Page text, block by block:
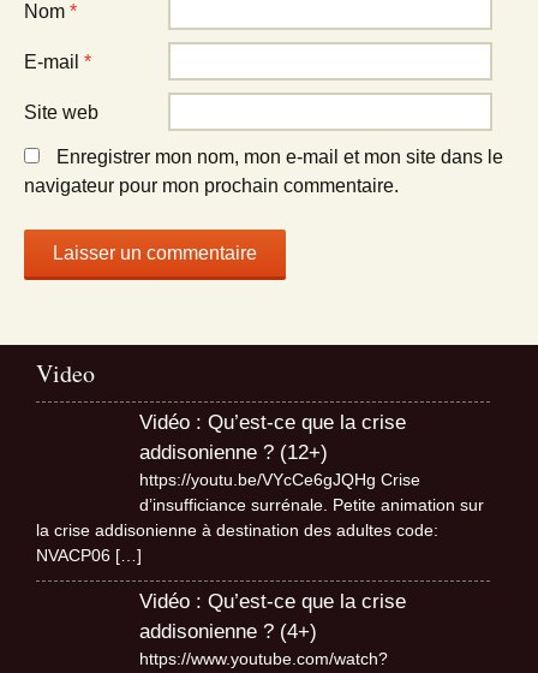
Nom *
E-mail *
Site web
Enregistrer mon nom, mon e-mail et mon site dans le
navigateur pour mon prochain commentaire.
Video
Vidéo : Qu’est-ce que la crise
addisonienne ? (12+)
https://youtu.be/VYcCe6gJQHg Crise
d’insufficiance surrénale. Petite animation sur
la crise addisonienne à destination des adultes code:
NVACP06 […]
Vidéo : Qu’est-ce que la crise
addisonienne ? (4+)
https://www.youtube.com/watch?